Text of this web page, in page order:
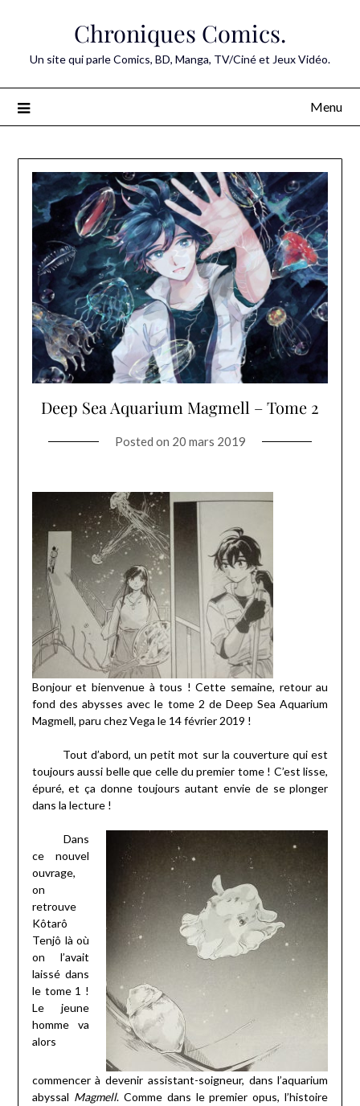
Chroniques Comics.
Un site qui parle Comics, BD, Manga, TV/Ciné et Jeux Vidéo.
Menu
Deep Sea Aquarium Magmell – Tome 2
Posted on 20 mars 2019
Bonjour et bienvenue à tous ! Cette semaine, retour au
fond des abysses avec le tome 2 de Deep Sea Aquarium
Magmell, paru chez Vega le 14 février 2019 !
Tout d’abord, un petit mot sur la couverture qui est
toujours aussi belle que celle du premier tome ! C’est lisse,
épuré, et ça donne toujours autant envie de se plonger
dans la lecture !
Dans
ce nouvel
ouvrage,
on
retrouve
Kôtarô
Tenjô là où
on l’avait
laissé dans
le tome 1 !
Le jeune
homme va
alors
commencer à devenir assistant-soigneur, dans l’aquarium
abyssal Magmell. Comme dans le premier opus, l’histoire